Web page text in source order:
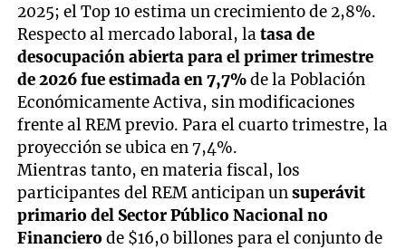
2025; el Top 10 estima un crecimiento de 2,8%.
Respecto al mercado laboral, latasa de
desocupación abierta para el primer trimestre
de 2026 fue estimada en 7,7%de la Población
Económicamente Activa, sin modificaciones
frente al REM previo. Para el cuarto trimestre, la
proyección se ubica en 7,4%.
Mientras tanto, en materia fiscal, los
participantes del REM anticipan unsuperávit
primario del Sector Público Nacional no
Financierode $16,0 billones para el conjunto de